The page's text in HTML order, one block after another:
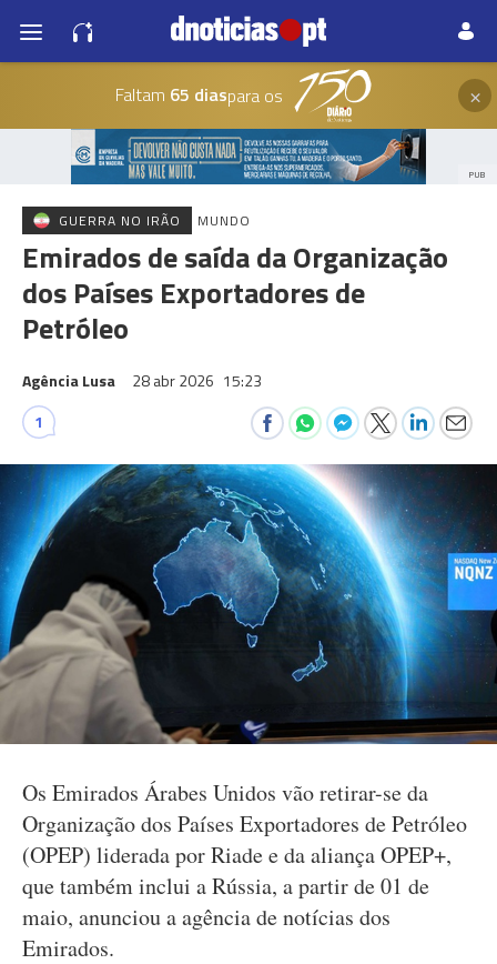
Faltam 65 diaspara os ×
PUB
GUERRA NO IRÃO MUNDO
Emirados de saída da Organização
dos Países Exportadores de
Petróleo
Agência Lusa 28 abr 2026 15:23
1
Os Emirados Árabes Unidos vão retirar-se da
Organização dos Países Exportadores de Petróleo
(OPEP) liderada por Riade e da aliança OPEP+,
que também inclui a Rússia, a partir de 01 de
maio, anunciou a agência de notícias dos
Emirados.